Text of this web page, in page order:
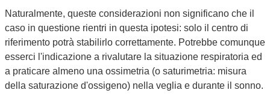
Naturalmente, queste considerazioni non significano che il
caso in questione rientri in questa ipotesi: solo il centro di
riferimento potrà stabilirlo correttamente. Potrebbe comunque
esserci l'indicazione a rivalutare la situazione respiratoria ed
a praticare almeno una ossimetria (o saturimetria: misura
della saturazione d'ossigeno) nella veglia e durante il sonno.